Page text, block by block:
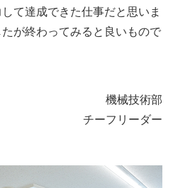
て達成できた仕事だと思いま
が終わってみると良いもので
機械技術部
チーフリーダー